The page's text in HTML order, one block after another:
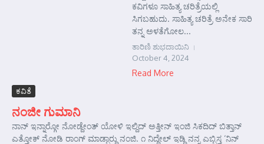
ಕವಿಗಳೂ ಸಾಹಿತ್ಯ ಚರಿತ್ರೆಯಲ್ಲಿ
ಸಿಗಬಹುದು. ಸಾಹಿತ್ಯ ಚರಿತ್ರೆ ಅನೇಕ ಸಾರಿ
ತನ್ನ ಅಳತೆಗೋಲ...
ತಾರಿಣಿ ಶುಭದಾಯಿನಿ
October 4, 2024
Read More
ಕವಿತೆ
ನಂಜೀ ಗುಮಾನಿ
ನಾನ್ ಇನ್ನಾರ್‍ಗೋ ನೋಡ್ದೇಂತ್ ಯೋಳಿ ಇಲ್ದಿದ್ ಅತ್ತೀನ್ ಇಂಜಿ ಸಿಕದಿದ್ ಬಿತ್ತಾನ್
ಎತ್ತೋಕ್ ನೋಡಿ ರಾಂಗ್ ಮಾಡ್ಬಾರ್‍ದು ನಂಜಿ. ೧ ನಿದ್ದೇಲ್ ಇಡ್ದಿ ನನ್ನ ಎಬ್ಬಿಸ್ತ ‘ನಿನ್